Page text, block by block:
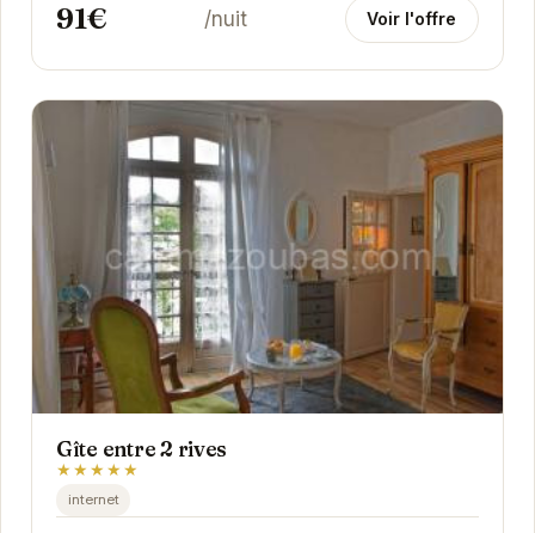
91€ /nuit Voir l'offre
Gîte entre 2 rives
★★★★★
internet